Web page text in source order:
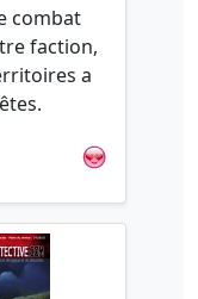
combat
faction,
a